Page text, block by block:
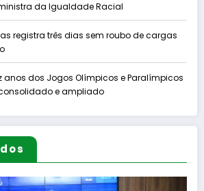
da Igualdade Racial
registra três dias sem roubo de cargas
anos dos Jogos Olímpicos e Paralímpicos
e ampliado